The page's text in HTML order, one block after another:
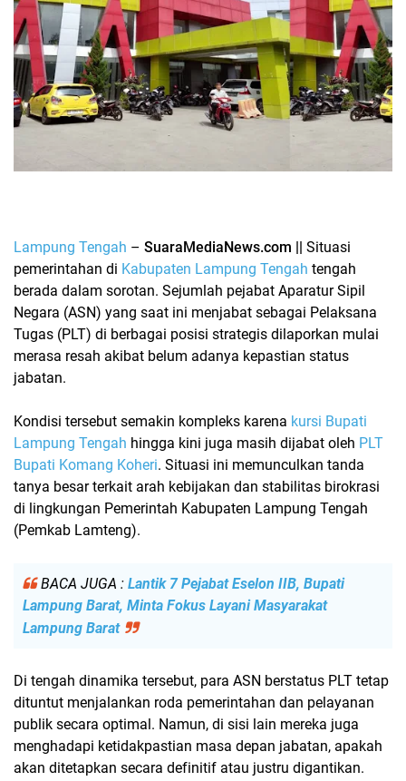
Lampung Tengah – SuaraMediaNews.com || Situasi
pemerintahan di Kabupaten Lampung Tengah tengah
berada dalam sorotan. Sejumlah pejabat Aparatur Sipil
Negara (ASN) yang saat ini menjabat sebagai Pelaksana
Tugas (PLT) di berbagai posisi strategis dilaporkan mulai
merasa resah akibat belum adanya kepastian status
jabatan.
Kondisi tersebut semakin kompleks karena kursi Bupati
Lampung Tengah hingga kini juga masih dijabat oleh PLT
Bupati Komang Koheri. Situasi ini memunculkan tanda
tanya besar terkait arah kebijakan dan stabilitas birokrasi
di lingkungan Pemerintah Kabupaten Lampung Tengah
(Pemkab Lamteng).
BACA JUGA : Lantik 7 Pejabat Eselon IIB, Bupati
Lampung Barat, Minta Fokus Layani Masyarakat
Lampung Barat
Di tengah dinamika tersebut, para ASN berstatus PLT tetap
dituntut menjalankan roda pemerintahan dan pelayanan
publik secara optimal. Namun, di sisi lain mereka juga
menghadapi ketidakpastian masa depan jabatan, apakah
akan ditetapkan secara definitif atau justru digantikan.